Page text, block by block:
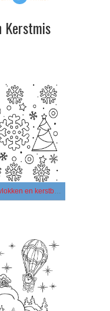
Kerstmis
Sneeuwvlokken en kerstbomen